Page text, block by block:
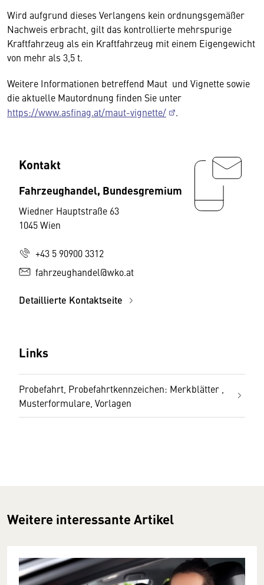
Wird aufgrund dieses Verlangens kein ordnungsgemäßer
Nachweis erbracht, gilt das kontrollierte mehrspurige
Kraftfahrzeug als ein Kraftfahrzeug mit einem Eigengewicht
von mehr als 3,5 t.
Weitere Informationen betreffend Maut und Vignette sowie
die aktuelle Mautordnung finden Sie unter
https://www.asfinag.at/maut-vignette/
.
Kontakt
Fahrzeughandel, Bundesgremium
Wiedner Hauptstraße 63
1045 Wien
+43 5 90900 3312
fahrzeughandel@wko.at
Detaillierte Kontaktseite
Links
Probefahrt, Probefahrtkennzeichen: Merkblätter ,
Musterformulare, Vorlagen
Weitere interessante Artikel